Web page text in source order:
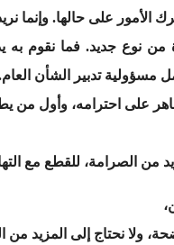
الأمور على حالها. وإنما
من نوع جديد. فما نقوم به
مسؤولية تدبير الشأن
على احترامه، وأول
من الصرامة، للقطع مع
ولا نحتاج إلى